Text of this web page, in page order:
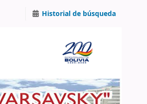
Historial de búsqueda